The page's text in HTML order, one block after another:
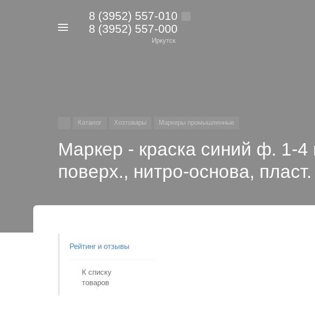
8 (3952) 557-010
8 (3952) 557-000
Иркутск
Каталог Хозтовары Маркеры промышленные
Маркер - краска синий ф. 1-
поверх., нитро-основа,
Рейтинг и отзывы
К списку
товаров